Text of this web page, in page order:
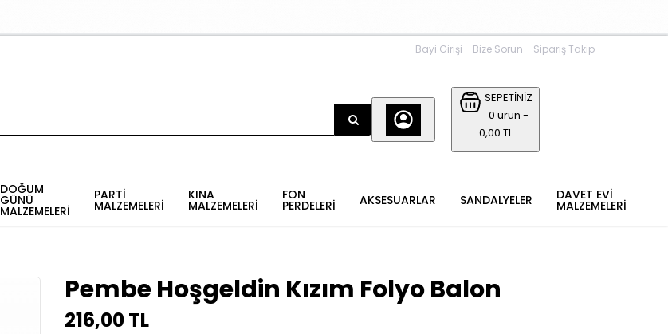
Bayi Girişi Bize Sorun Sipariş Takip
SEPETİNİZ
0 ürün -
0,00 TL
DOĞUM
GÜNÜ
MALZEMELERİ
PARTİ
MALZEMELERİ
KINA
MALZEMELERİ
FON
PERDELERİ AKSESUARLAR SANDALYELER DAVET EVİ
MALZEMELERİ
Pembe Hoşgeldin Kızım Folyo Balon
216,00 TL